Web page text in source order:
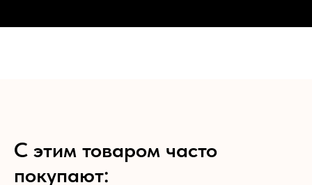
С этим товаром часто
покупают: